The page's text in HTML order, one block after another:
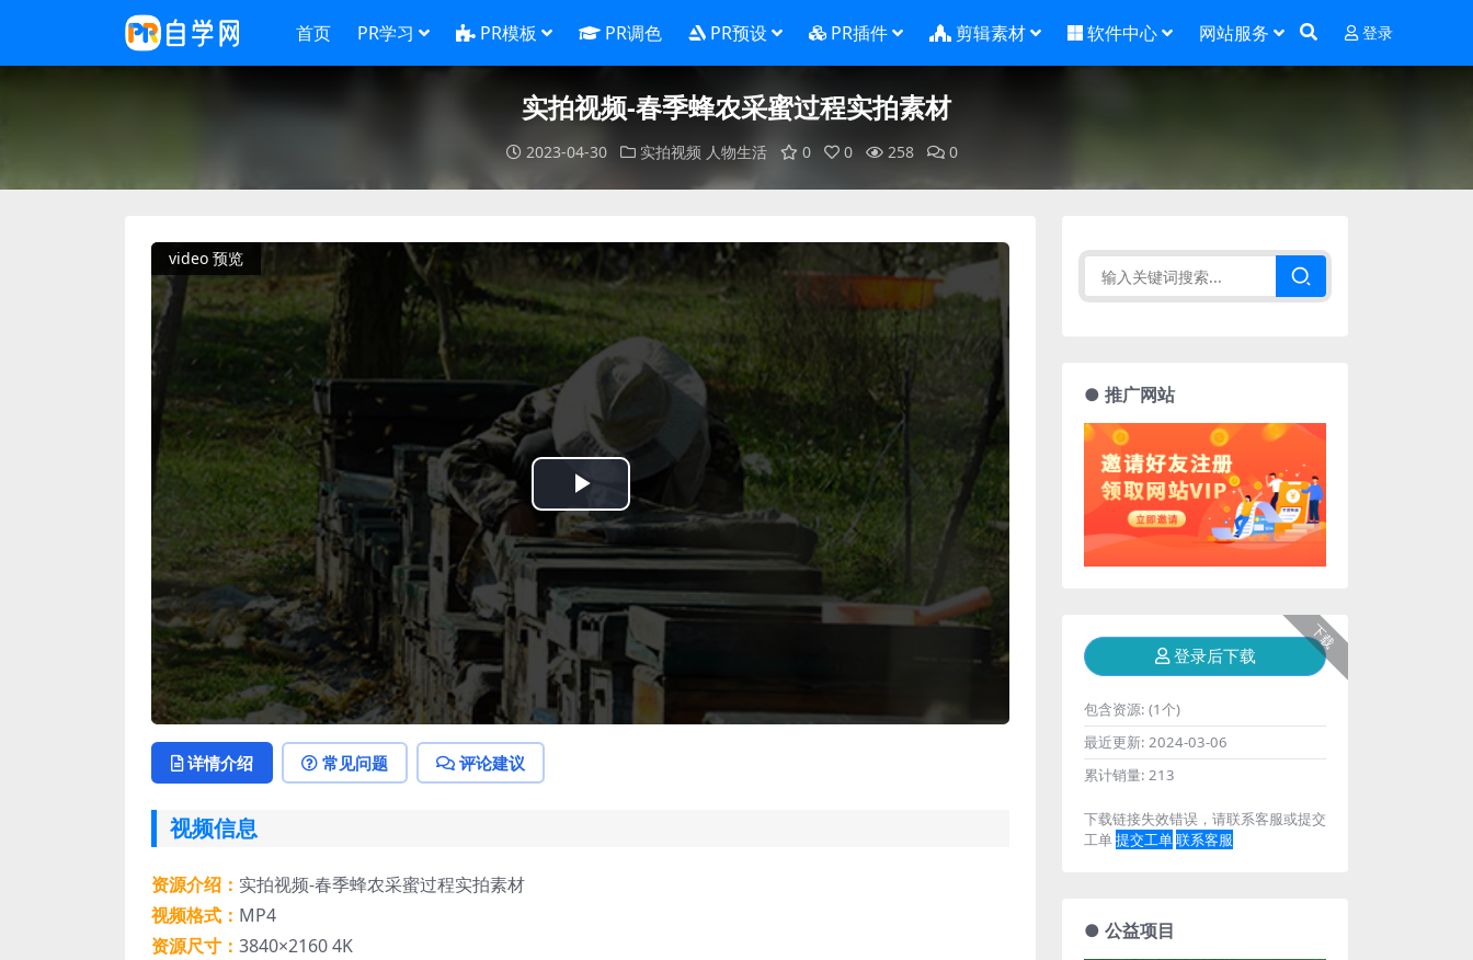
首页 PR学习 PR模板 PR调色 PR预设 PR插件 剪辑素材 软件中心 网站服务 登录
实拍视频-春季蜂农采蜜过程实拍素材
2023-04-30 实拍视频 人物生活 0 0 258 0
video 预览
Play
Video
详情介绍 常见问题 评论建议
视频信息
资源介绍： 实拍视频-春季蜂农采蜜过程实拍素材
视频格式： MP4
资源尺寸： 3840×2160 4K
● 推广网站
下载
登录后下载
包含资源: (1个)
最近更新: 2024-03-06
累计销量: 213
下载链接失效错误，请联系客服或提交
工单提交工单联系客服
● 公益项目